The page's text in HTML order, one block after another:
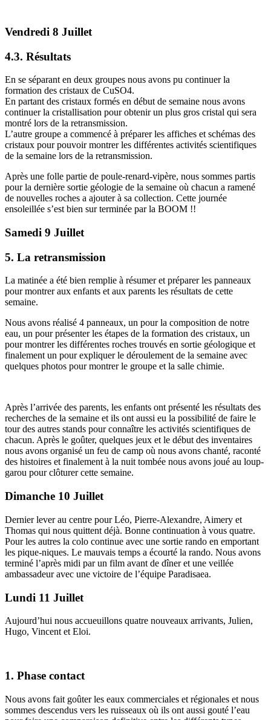
Vendredi 8 Juillet
4.3. Résultats
En se séparant en deux groupes nous avons pu continuer la
formation des cristaux de CuSO4.
En partant des cristaux formés en début de semaine nous avons
continuer la cristallisation pour obtenir un plus gros cristal qui sera
montré lors de la retransmission.
L’autre groupe a commencé à préparer les affiches et schémas des
cristaux pour pouvoir montrer les différentes activités scientifiques
de la semaine lors de la retransmission.
Après une folle partie de poule-renard-vipère, nous sommes partis
pour la dernière sortie géologie de la semaine où chacun a ramené
de nouvelles roches a ajouter à sa collection. Cette journée
ensoleillée s’est bien sur terminée par la BOOM !!
Samedi 9 Juillet
5. La retransmission
La matinée a été bien remplie à résumer et préparer les panneaux
pour montrer aux enfants et aux parents les résultats de cette
semaine.
Nous avons réalisé 4 panneaux, un pour la composition de notre
eau, un pour présenter les étapes de la formation des cristaux, un
pour montrer les différentes roches trouvés en sortie géologique et
finalement un pour expliquer le déroulement de la semaine avec
quelques photos pour montrer le groupe et la salle chimie.
Après l’arrivée des parents, les enfants ont présenté les résultats des
recherches de la semaine et ils ont aussi eu la possibilité de faire le
tour des autres stands pour connaître les activités scientifiques de
chacun. Après le goûter, quelques jeux et le début des inventaires
nous avons organisé un feu de camp où nous avons chanté, raconté
des histoires et finalement à la nuit tombée nous avons joué au loup-
garou pour clôturer cette semaine.
Dimanche 10 Juillet
Dernier lever au centre pour Léo, Pierre-Alexandre, Aimery et
Thomas qui nous quittent déjà. Bonne continuation à vous quatre.
Pour les autres la colo continue avec une sortie rando en emportant
les pique-niques. Le mauvais temps a écourté la rando. Nous avons
terminé l’après midi par un film avant de dîner et une veillée
ambassadeur avec une victoire de l’équipe Paradisaea.
Lundi 11 Juillet
Aujourd’hui nous accueuillons quatre nouveaux arrivants, Julien,
Hugo, Vincent et Eloi.
1. Phase contact
Nous avons fait goûter les eaux commerciales et régionales et nous
sommes descendus vers les ruisseaux où ils ont aussi gouté l’eau